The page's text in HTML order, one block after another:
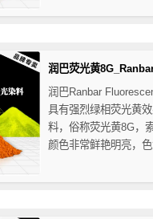
和热塑性树脂着色。
润巴荧光黄
润巴Ranbar
具有强烈绿相荧光黄
料，俗称荧光黄8G，
颜色非常鲜艳明亮，
色力，优异的耐热稳